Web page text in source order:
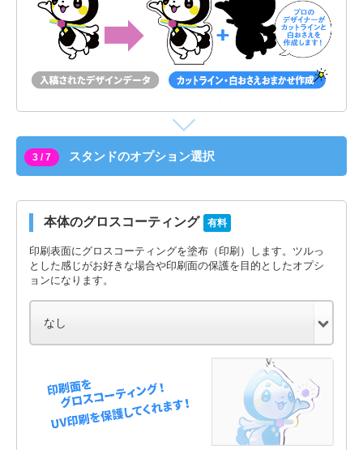
3 / 7 スタンドのオプション選択
本体のグロスコーティング 有料
印刷表面にグロスコーティングを塗布（印刷）します。ツルっ
とした感じがお好きな場合や印刷面の保護を目的としたオプシ
ョンになります。